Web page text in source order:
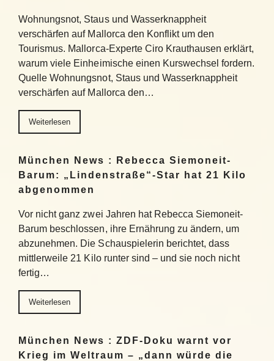
Wohnungsnot, Staus und Wasserknappheit
verschärfen auf Mallorca den Konflikt um den
Tourismus. Mallorca-Experte Ciro Krauthausen erklärt,
warum viele Einheimische einen Kurswechsel fordern.
Quelle Wohnungsnot, Staus und Wasserknappheit
verschärfen auf Mallorca den…
Weiterlesen
München News : Rebecca Siemoneit-
Barum: „Lindenstraße“-Star hat 21 Kilo
abgenommen
Vor nicht ganz zwei Jahren hat Rebecca Siemoneit-
Barum beschlossen, ihre Ernährung zu ändern, um
abzunehmen. Die Schauspielerin berichtet, dass
mittlerweile 21 Kilo runter sind – und sie noch nicht
fertig…
Weiterlesen
München News : ZDF-Doku warnt vor
Krieg im Weltraum – „dann würde die